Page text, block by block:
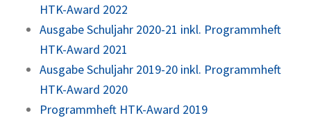
HTK-Award 2022
Ausgabe Schuljahr 2020-21 inkl. Programmheft
HTK-Award 2021
Ausgabe Schuljahr 2019-20 inkl. Programmheft
HTK-Award 2020
Programmheft HTK-Award 2019